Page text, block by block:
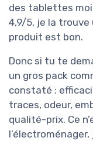
des tablettes
4,9/5, je la trouve
produit est bon.
Donc si tu te
un gros pack
constaté :
traces, odeur,
qualité-prix. Ce